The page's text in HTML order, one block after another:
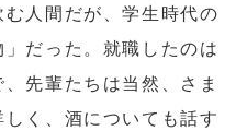
人間だが、学生時代の
だった。就職したのは
先輩たちは当然、さま
く、酒についても話す